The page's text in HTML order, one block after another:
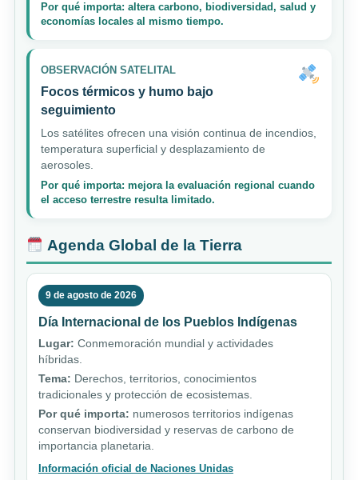
Por qué importa: altera carbono, biodiversidad, salud y
economías locales al mismo tiempo.
OBSERVACIÓN SATELITAL
Focos térmicos y humo bajo
seguimiento
Los satélites ofrecen una visión continua de incendios,
temperatura superficial y desplazamiento de
aerosoles.
Por qué importa: mejora la evaluación regional cuando
el acceso terrestre resulta limitado.
Agenda Global de la Tierra
9 de agosto de 2026
Día Internacional de los Pueblos Indígenas
Lugar: Conmemoración mundial y actividades
híbridas.
Tema: Derechos, territorios, conocimientos
tradicionales y protección de ecosistemas.
Por qué importa: numerosos territorios indígenas
conservan biodiversidad y reservas de carbono de
importancia planetaria.
Información oficial de Naciones Unidas